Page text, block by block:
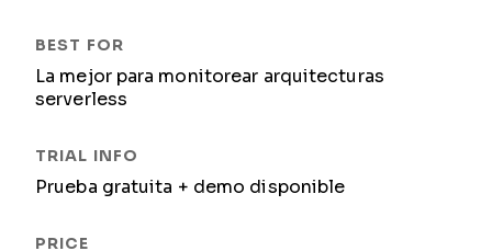
La mejor para monitorear arquitecturas
serverless
Prueba gratuita + demo disponible